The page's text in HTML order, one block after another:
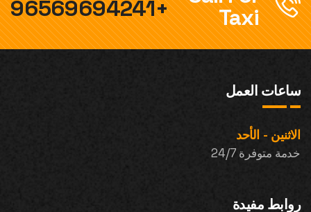
Taxi
+96569694241
ساعات العمل
الاثنين - الأحد
خدمة متوفرة 24/7
روابط مفيدة